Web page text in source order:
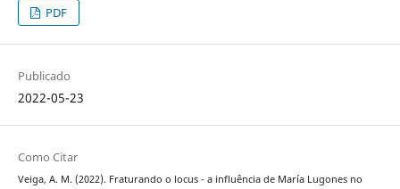
PDF
Publicado
2022-05-23
Como Citar
Veiga, A. M. (2022). Fraturando o locus - a influência de María Lugones no